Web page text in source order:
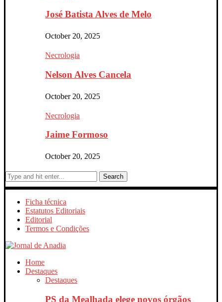
José Batista Alves de Melo
October 20, 2025
Necrologia
Nelson Alves Cancela
October 20, 2025
Necrologia
Jaime Formoso
October 20, 2025
Search
Ficha técnica
Estatutos Editoriais
Editorial
Termos e Condições
Home
Destaques
Destaques
PS da Mealhada elege novos órgãos